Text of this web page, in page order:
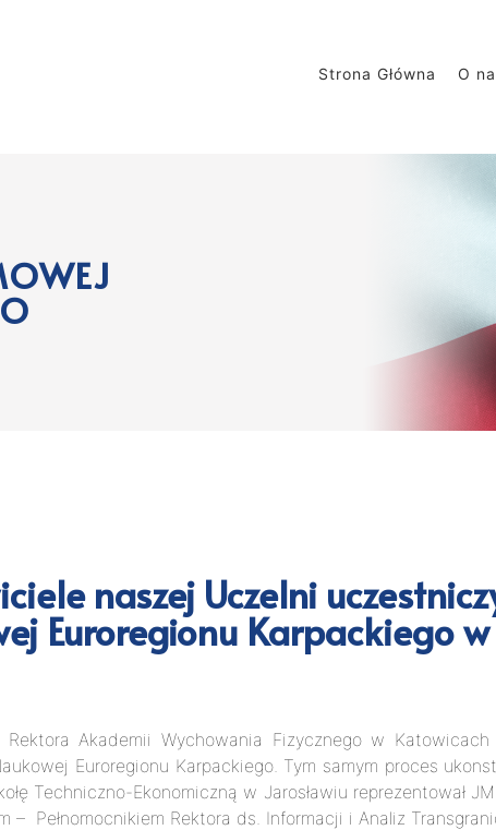
Strona Główna O
naszej Uczelni
Euroregionu Karpackiego w
Akademii Wychowania Fizycznego w
Euroregionu Karpackiego. Tym samym proces
Techniczno-Ekonomiczną w Jarosławiu reprezentował
– Pełnomocnikiem Rektora ds. Informacji i Analiz